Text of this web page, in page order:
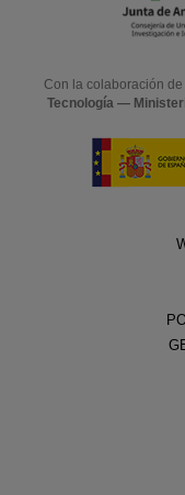
Con la colaboración de
Tecnología —